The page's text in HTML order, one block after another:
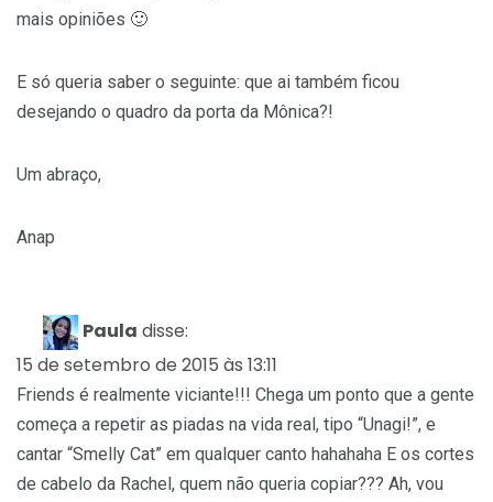
mais opiniões 🙂
E só queria saber o seguinte: que ai também ficou
desejando o quadro da porta da Mônica?!
Um abraço,
Anap
Paula disse:
15 de setembro de 2015 às 13:11
Friends é realmente viciante!!! Chega um ponto que a gente
começa a repetir as piadas na vida real, tipo “Unagi!”, e
cantar “Smelly Cat” em qualquer canto hahahaha E os cortes
de cabelo da Rachel, quem não queria copiar??? Ah, vou